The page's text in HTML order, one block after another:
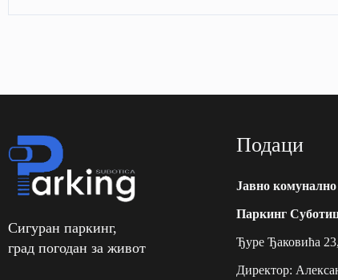
Сигуран паркинг,
град погодан за живот
Подаци
Jавно комунално
Паркинг
Ђуре Ђаковића
Директор: